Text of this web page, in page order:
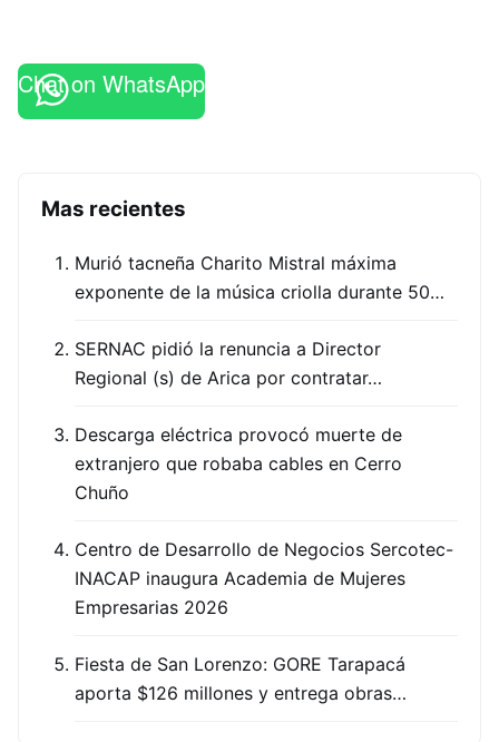
Chat on WhatsApp
Mas recientes
Murió tacneña Charito Mistral máxima
exponente de la música criolla durante 50…
SERNAC pidió la renuncia a Director
Regional (s) de Arica por contratar…
Descarga eléctrica provocó muerte de
extranjero que robaba cables en Cerro
Chuño
Centro de Desarrollo de Negocios Sercotec-
INACAP inaugura Academia de Mujeres
Empresarias 2026
Fiesta de San Lorenzo: GORE Tarapacá
aporta $126 millones y entrega obras…